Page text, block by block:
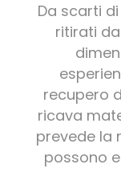
Da scarti
ritirati
recupero
ricava
prevede la
possono